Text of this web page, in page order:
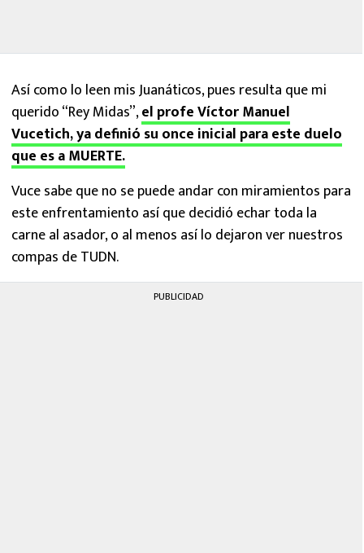
Así como lo leen mis Juanáticos, pues resulta que mi
querido “Rey Midas”,el profe Víctor Manuel
Vucetich, ya definió su once inicial para este duelo
que es a MUERTE.
Vuce sabe que no se puede andar con miramientos para
este enfrentamiento así que decidió echar toda la
carne al asador, o al menos así lo dejaron ver nuestros
compas de TUDN.
PUBLICIDAD